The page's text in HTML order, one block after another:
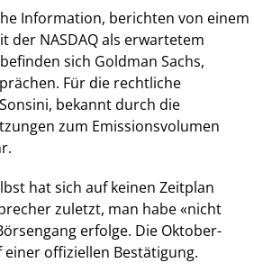
Information, berichten von einem
der NASDAQ als erwartetem
sich Goldman Sachs,
Für die rechtliche
bekannt durch die
zum Emissionsvolumen
hat sich auf keinen Zeitplan
zuletzt, man habe «nicht
erfolge. Die Oktober-
offiziellen Bestätigung.